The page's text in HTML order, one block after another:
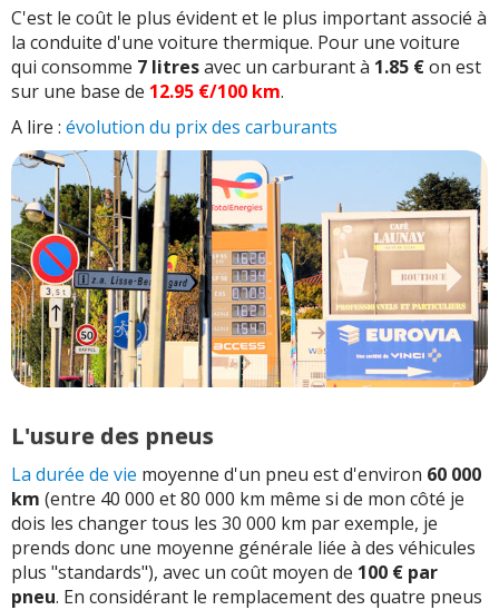
C'est le coût le plus évident et le plus important associé à
la conduite d'une voiture thermique. Pour une voiture
qui consomme 7 litresavec un carburant à 1.85 €on est
sur une base de 12.95 €/100 km.
A lire : évolution du prix des carburants
L'usure des pneus
La durée de vie moyenne d'un pneu est d'environ 60 000
km (entre 40 000 et 80 000 km même si de mon côté je
dois les changer tous les 30 000 km par exemple, je
prends donc une moyenne générale liée à des véhicules
plus "standards"), avec un coût moyen de 100 € par
pneu. En considérant le remplacement des quatre pneus